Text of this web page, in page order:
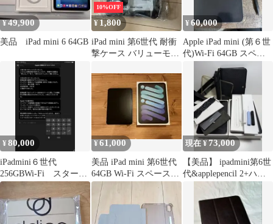
¥49,900
美品 iPad mini 6 64GB
10%OFF
¥ 1,800
iPad mini 第6世代 耐衝
撃ケース バリューモデ
¥60,000
Apple iPad mini (第６世
代)Wi-Fi 64GB スペー
¥80,000
iPadmini６世代
256GBWi-Fi スターラ
イトmagicキーボード等
¥61,000
美品 iPad mini 第6世代
64GB Wi-Fi スペースグ
レー 箱有
現在 ¥73,000
【美品】 ipadmini第6世
代&applepencil 2+ハ
ブ、ケース等々